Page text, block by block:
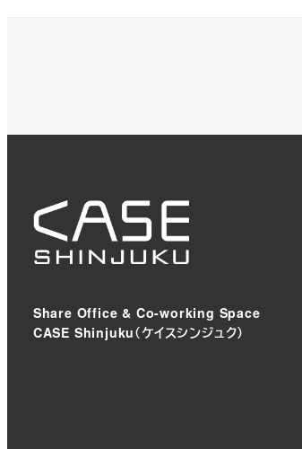
Share Office & Co-working Space
CASE Shinjuku（ケイスシンジュク）